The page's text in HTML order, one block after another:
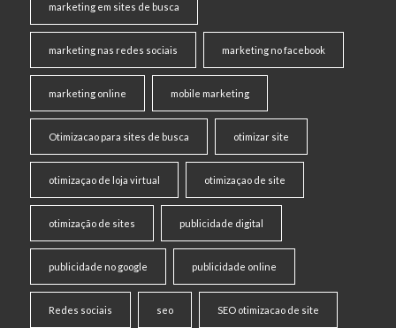
marketing em sites de busca
marketing nas redes sociais marketing no facebook
marketing online mobile marketing
Otimizacao para sites de busca otimizar site
otimizaçao de loja virtual otimizaçao de site
otimização de sites publicidade digital
publicidade no google publicidade online
Redes sociais seo SEO otimizacao de site